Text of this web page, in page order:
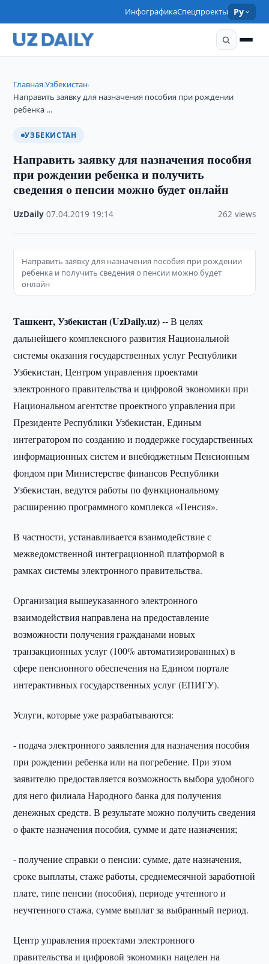
ИнфографикаСпецпроекты Ру
Главная›Узбекистан›
Направить заявку для назначения пособия при рождении
ребенка …
УЗБЕКИСТАН
Направить заявку для назначения пособия
при рождении ребенка и получить
сведения о пенсии можно будет онлайн
UzDaily ·07.04.2019 19:14 262 views
Направить заявку для назначения пособия при рождении
ребенка и получить сведения о пенсии можно будет
онлайн
Ташкент, Узбекистан (UzDaily.uz) --В целях
дальнейшего комплексного развития Национальной
системы оказания государственных услуг Республики
Узбекистан, Центром управления проектами
электронного правительства и цифровой экономики при
Национальном агентстве проектного управления при
Президенте Республики Узбекистан, Единым
интегратором по созданию и поддержке государственных
информационных систем и внебюджетным Пенсионным
фондом при Министерстве финансов Республики
Узбекистан, ведутся работы по функциональному
расширению программного комплекса «Пенсия».
В частности, устанавливается взаимодействие с
межведомственной интеграционной платформой в
рамках системы электронного правительства.
Организация вышеуказанного электронного
взаимодействия направлена на предоставление
возможности получения гражданами новых
транзакционных услуг (100% автоматизированных) в
сфере пенсионного обеспечения на Едином портале
интерактивных государственных услуг (ЕПИГУ).
Услуги, которые уже разрабатываются:
- подача электронного заявления для назначения пособия
при рождении ребенка или на погребение. При этом
заявителю предоставляется возможность выбора удобного
для него филиала Народного банка для получения
денежных средств. В результате можно получить сведения
о факте назначения пособия, сумме и дате назначения;
- получение справки о пенсии: сумме, дате назначения,
сроке выплаты, стаже работы, среднемесячной заработной
плате, типе пенсии (пособия), периоде учтенного и
неучтенного стажа, сумме выплат за выбранный период.
Центр управления проектами электронного
правительства и цифровой экономики нацелен на